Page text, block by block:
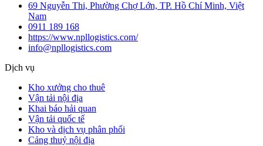
69 Nguyễn Thi, Phường Chợ Lớn, TP. Hồ Chí Minh, Việt
Nam
0911 189 168
https://www.npllogistics.com/
info@npllogistics.com
Dịch vụ
Kho xưởng cho thuê
Vận tải nội địa
Khai báo hải quan
Vận tải quốc tế
Kho và dịch vụ phân phối
Cảng thuỷ nội địa